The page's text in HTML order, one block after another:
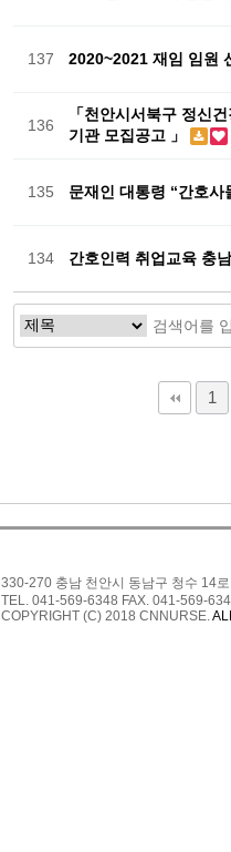
137 2020~2021 재임 임원
136
「천안시서북구 정신
기관 모집공고 」
135 문재인 대통령 “간호
134 간호인력 취업교육 충
1
330-270 충남 천안시 동남구 청수 14
TEL. 041-569-6348 FAX. 041-569-
COPYRIGHT (C) 2018 CNNURSE.